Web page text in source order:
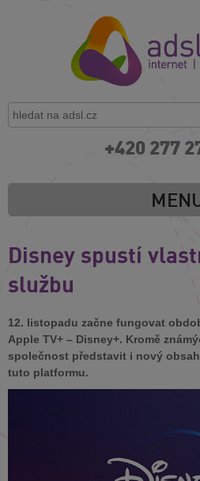
+420 277
Disney spustí
službu
12. listopadu začne fungovat
Apple TV+ – Disney+. Kromě
společnost představit i nový
tuto platformu.